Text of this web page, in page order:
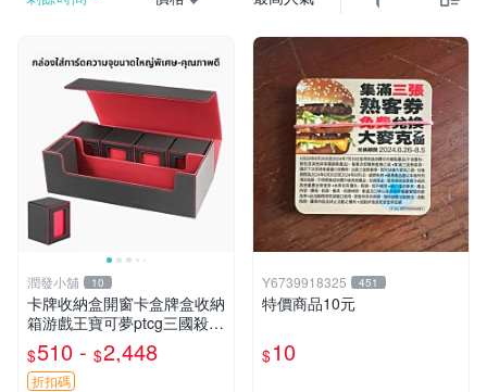
潤發小舖 10
卡牌收納盒開窗卡盒牌盒收納
箱游戲王寶可夢ptcg三國殺海
賊王dtcg
$510 - $2,448
折扣碼
Y6739918325 451
特價商品10元
$10